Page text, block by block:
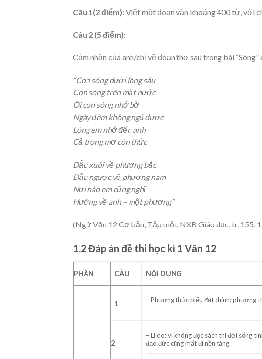
Câu 1(2 điểm):Viết một đoạn văn khoảng 400 từ, với
Câu 2 (5 điểm):
Cảm nhận của anh/chị về đoạn thơ sau trong bài “Sóng”
“Con sóng dưới lòng sâu
Con sóng trên mặt nước
Ôi con sóng nhớ bờ
Ngày đêm không ngủ được
Lòng em nhớ đến anh
Cả trong mơ còn thức
Dẫu xuôi về phương bắc
Dẫu ngược về phương nam
Nơi nào em cũng nghĩ
Hướng về anh – một phương”
(Ngữ Văn 12 Cơ bản, Tập một, NXB Giáo dục, tr. 155,
1.2 Đáp án đề thi học kì 1 Văn 12
PHẦN CÂU NỘI DUNG
1 – Phương thức biểu đạt chính: phương
2
– Lí do: vì không đọc sách thì đời sống
đạo đức cũng mất đi nền tảng.